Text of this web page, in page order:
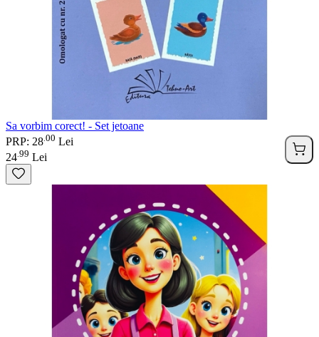
Sa vorbim corect! - Set jetoane
PRP: 28 00 Lei
24 99 Lei